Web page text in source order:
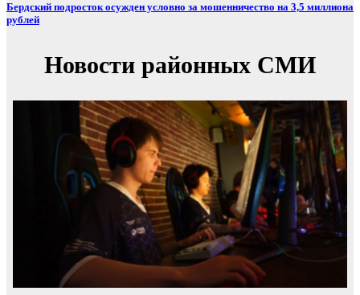
Бердский подросток осужден условно за мошенничество на 3,5 миллиона
рублей